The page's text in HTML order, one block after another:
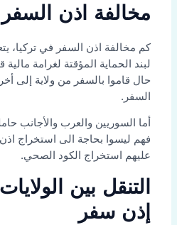
مخالفة اذن
كم مخالفة اذن السفر في تركيا،
حال قاموا بالسفر من ولاية إلى
السفر.
أما السوريين والعرب والأجانب
فهم ليسوا بحاجة الى استخراج
عليهم استخراج الكود الصحي.
التنقل بين
إذن سفر